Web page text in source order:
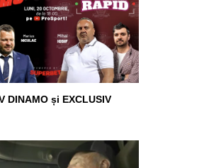
DINAMO și EXCLUSIV